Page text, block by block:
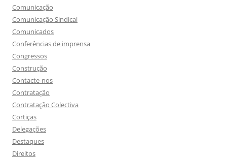
Comunicação
Comunicação Sindical
Comunicados
Conferências de imprensa
Congressos
Construção
Contacte-nos
Contratação
Contratação Colectiva
Cortiças
Delegações
Destaques
Direitos